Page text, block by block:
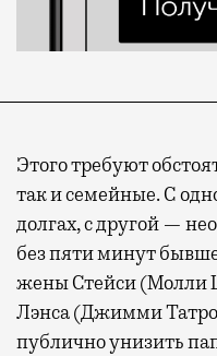
Этого требуют
так и семейные. С
долгах, с другой —
без пяти минут
жены Стейси (Молли
Лэнса (Джимми
публично унизить